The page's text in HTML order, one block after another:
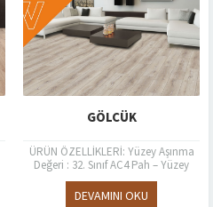
GÖLCÜK
ÜRÜN ÖZELLİKLERİ: Yüzey Aşınma
Değeri : 32. Sınıf AC4 Pah – Yüzey
Özelliği : 4V Style- Timberland
Kalınlık (mm) EN...
DEVAMINI OKU